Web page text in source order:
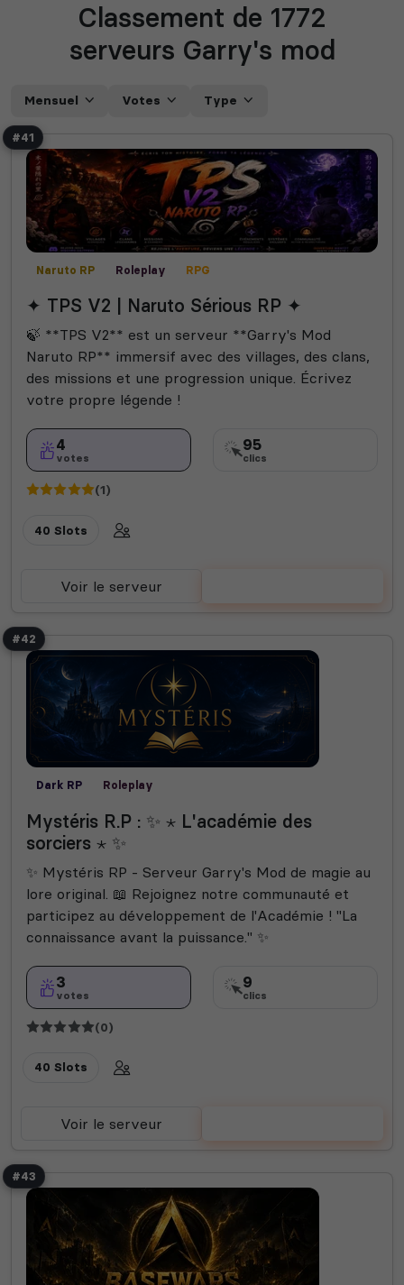
Classement de 1772
serveurs Garry's mod
Mensuel Votes Type
#41
Naruto RP Roleplay RPG
✦ TPS V2 | Naruto Sérious RP ✦
🍃 **TPS V2** est un serveur **Garry's Mod
Naruto RP** immersif avec des villages, des clans,
des missions et une progression unique. Écrivez
votre propre légende !
4
votes
95
clics
(1)
40 Slots
Voir le serveur
#42
Dark RP Roleplay
Mystéris R.P : ✨ ⋆ L'académie des
sorciers ⋆ ✨
✨ Mystéris RP - Serveur Garry's Mod de magie au
lore original. 📖 Rejoignez notre communauté et
participez au développement de l'Académie ! "La
connaissance avant la puissance." ✨
3
votes
9
clics
(0)
40 Slots
Voir le serveur
#43